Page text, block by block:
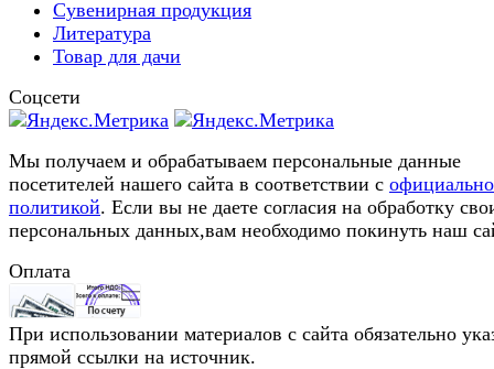
Сувенирная продукция
Литература
Товар для дачи
Соцсети
Мы получаем и обрабатываем персональные данные
посетителей нашего сайта в соответствии с
политикой. Если вы не даете согласия на обработку
персональных данных,вам необходимо покинуть наш
Оплата
При использовании материалов с сайта обязательно
прямой ссылки на источник.